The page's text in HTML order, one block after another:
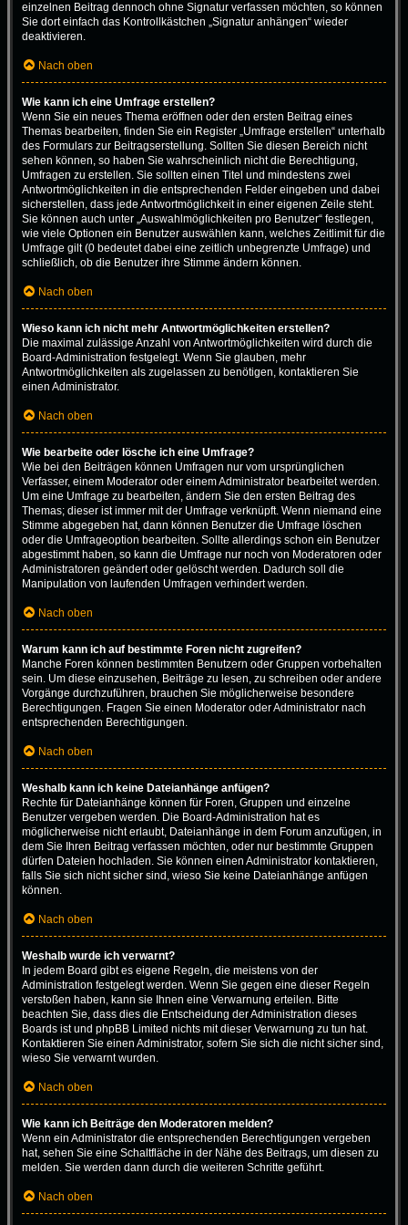
einzelnen Beitrag dennoch ohne Signatur verfassen möchten, so können
Sie dort einfach das Kontrollkästchen „Signatur anhängen“ wieder
deaktivieren.
Nach oben
Wie kann ich eine Umfrage erstellen?
Wenn Sie ein neues Thema eröffnen oder den ersten Beitrag eines
Themas bearbeiten, finden Sie ein Register „Umfrage erstellen“ unterhalb
des Formulars zur Beitragserstellung. Sollten Sie diesen Bereich nicht
sehen können, so haben Sie wahrscheinlich nicht die Berechtigung,
Umfragen zu erstellen. Sie sollten einen Titel und mindestens zwei
Antwortmöglichkeiten in die entsprechenden Felder eingeben und dabei
sicherstellen, dass jede Antwortmöglichkeit in einer eigenen Zeile steht.
Sie können auch unter „Auswahlmöglichkeiten pro Benutzer“ festlegen,
wie viele Optionen ein Benutzer auswählen kann, welches Zeitlimit für die
Umfrage gilt (0 bedeutet dabei eine zeitlich unbegrenzte Umfrage) und
schließlich, ob die Benutzer ihre Stimme ändern können.
Nach oben
Wieso kann ich nicht mehr Antwortmöglichkeiten erstellen?
Die maximal zulässige Anzahl von Antwortmöglichkeiten wird durch die
Board-Administration festgelegt. Wenn Sie glauben, mehr
Antwortmöglichkeiten als zugelassen zu benötigen, kontaktieren Sie
einen Administrator.
Nach oben
Wie bearbeite oder lösche ich eine Umfrage?
Wie bei den Beiträgen können Umfragen nur vom ursprünglichen
Verfasser, einem Moderator oder einem Administrator bearbeitet werden.
Um eine Umfrage zu bearbeiten, ändern Sie den ersten Beitrag des
Themas; dieser ist immer mit der Umfrage verknüpft. Wenn niemand eine
Stimme abgegeben hat, dann können Benutzer die Umfrage löschen
oder die Umfrageoption bearbeiten. Sollte allerdings schon ein Benutzer
abgestimmt haben, so kann die Umfrage nur noch von Moderatoren oder
Administratoren geändert oder gelöscht werden. Dadurch soll die
Manipulation von laufenden Umfragen verhindert werden.
Nach oben
Warum kann ich auf bestimmte Foren nicht zugreifen?
Manche Foren können bestimmten Benutzern oder Gruppen vorbehalten
sein. Um diese einzusehen, Beiträge zu lesen, zu schreiben oder andere
Vorgänge durchzuführen, brauchen Sie möglicherweise besondere
Berechtigungen. Fragen Sie einen Moderator oder Administrator nach
entsprechenden Berechtigungen.
Nach oben
Weshalb kann ich keine Dateianhänge anfügen?
Rechte für Dateianhänge können für Foren, Gruppen und einzelne
Benutzer vergeben werden. Die Board-Administration hat es
möglicherweise nicht erlaubt, Dateianhänge in dem Forum anzufügen, in
dem Sie Ihren Beitrag verfassen möchten, oder nur bestimmte Gruppen
dürfen Dateien hochladen. Sie können einen Administrator kontaktieren,
falls Sie sich nicht sicher sind, wieso Sie keine Dateianhänge anfügen
können.
Nach oben
Weshalb wurde ich verwarnt?
In jedem Board gibt es eigene Regeln, die meistens von der
Administration festgelegt werden. Wenn Sie gegen eine dieser Regeln
verstoßen haben, kann sie Ihnen eine Verwarnung erteilen. Bitte
beachten Sie, dass dies die Entscheidung der Administration dieses
Boards ist und phpBB Limited nichts mit dieser Verwarnung zu tun hat.
Kontaktieren Sie einen Administrator, sofern Sie sich die nicht sicher sind,
wieso Sie verwarnt wurden.
Nach oben
Wie kann ich Beiträge den Moderatoren melden?
Wenn ein Administrator die entsprechenden Berechtigungen vergeben
hat, sehen Sie eine Schaltfläche in der Nähe des Beitrags, um diesen zu
melden. Sie werden dann durch die weiteren Schritte geführt.
Nach oben